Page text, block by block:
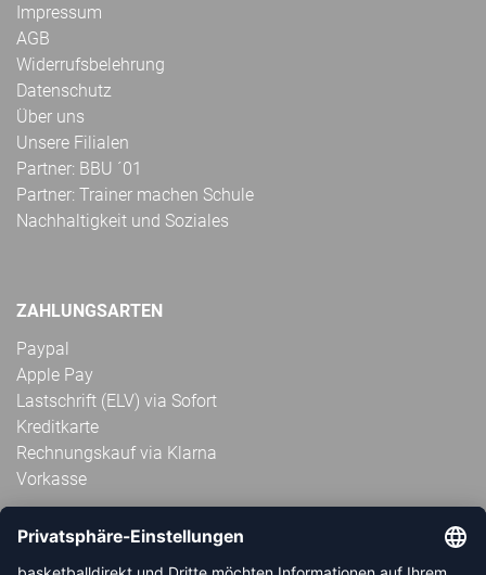
Impressum
AGB
Widerrufsbelehrung
Datenschutz
Über uns
Unsere Filialen
Partner: BBU ´01
Partner: Trainer machen Schule
Nachhaltigkeit und Soziales
ZAHLUNGSARTEN
Paypal
Apple Pay
Lastschrift (ELV) via Sofort
Kreditkarte
Rechnungskauf via Klarna
Vorkasse
ABONNIERE JETZT DEN KOSTENLOSEN